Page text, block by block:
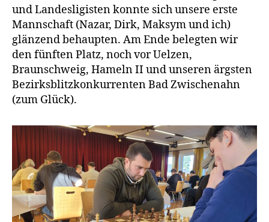
und Landesligisten konnte sich unsere erste
Mannschaft (Nazar, Dirk, Maksym und ich)
glänzend behaupten. Am Ende belegten wir
den fünften Platz, noch vor Uelzen,
Braunschweig, Hameln II und unseren ärgsten
Bezirksblitzkonkurrenten Bad Zwischenahn
(zum Glück).